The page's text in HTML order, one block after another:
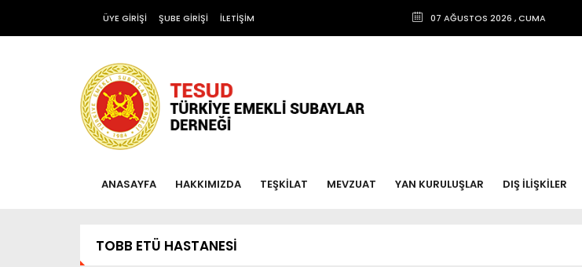
ÜYE GİRİŞİ ŞUBE GİRİŞİ İLETİŞİM 07 AĞUSTOS 2026 , CUMA
ANASAYFA HAKKIMIZDA TEŞKİLAT MEVZUAT YAN KURULUŞLAR DIŞ İLİŞKİLER
TOBB ETÜ HASTANESİ